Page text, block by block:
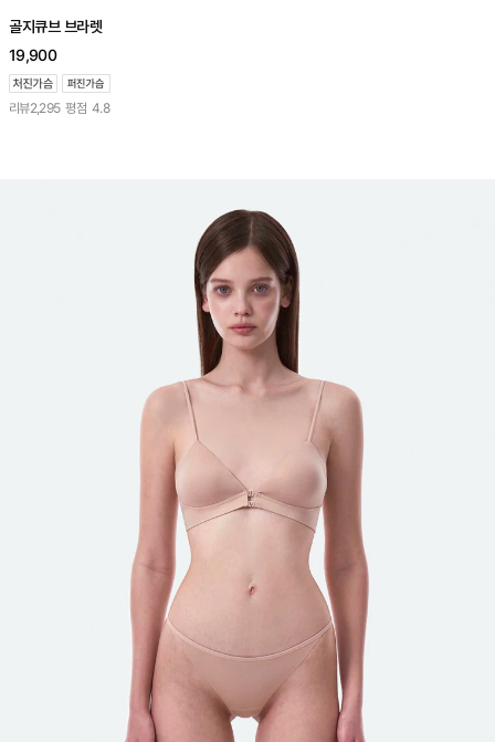
골지큐브 브라렛
19,900
리뷰2,295 평점 4.8